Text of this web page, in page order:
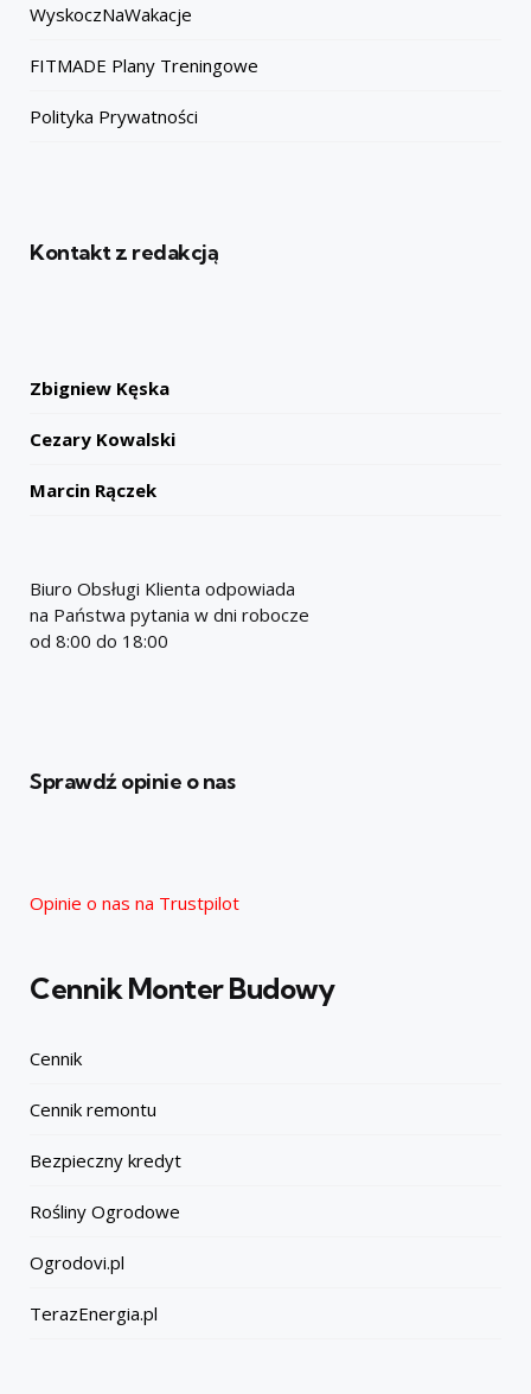
WyskoczNaWakacje
FITMADE Plany Treningowe
Polityka Prywatności
Kontakt z redakcją
Zbigniew Kęska
Cezary Kowalski
Marcin Rączek
Biuro Obsługi Klienta odpowiada
na Państwa pytania w dni robocze
od 8:00 do 18:00
Sprawdź opinie o nas
Opinie o nas na Trustpilot
Cennik Monter Budowy
Cennik
Cennik remontu
Bezpieczny kredyt
Rośliny Ogrodowe
Ogrodovi.pl
TerazEnergia.pl